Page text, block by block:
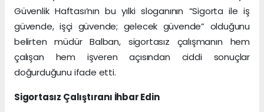
Güvenlik Haftası’nın bu yılki sloganının “Sigorta ile iş
güvende, işçi güvende; gelecek güvende” olduğunu
belirten müdür Balban, sigortasız çalışmanın hem
çalışan hem işveren açısından ciddi sonuçlar
doğurduğunu ifade etti.
Sigortasız Çalıştıranı İhbar Edin